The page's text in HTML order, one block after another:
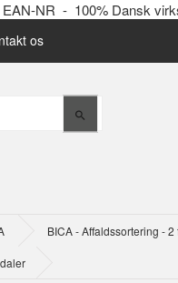
EAN-NR - 100% Dansk
os
BICA - Affaldssortering -